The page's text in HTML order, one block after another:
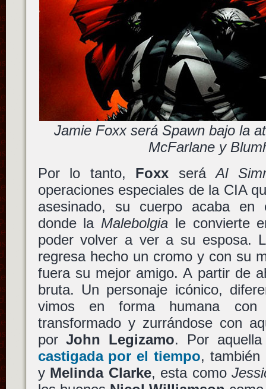
Jamie Foxx será Spawn bajo la
McFarlane y
Por lo tanto, Foxx seráAl
operaciones especiales de la CIA
asesinado, su cuerpo acaba en
donde la Malebolgia le convierte
poder volver a ver a su esposa.
regresa hecho un cromo y con su
fuera su mejor amigo. A partir de
bruta. Un personaje icónico,
vimos en forma humana
transformado y zurrándose con
porJohn Legizamo. Por
castigada por el tiempo,
y Melinda Clarke, esta como